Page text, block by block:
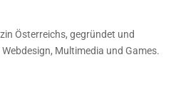
Österreichs, gegründet und
Multimedia und Games.